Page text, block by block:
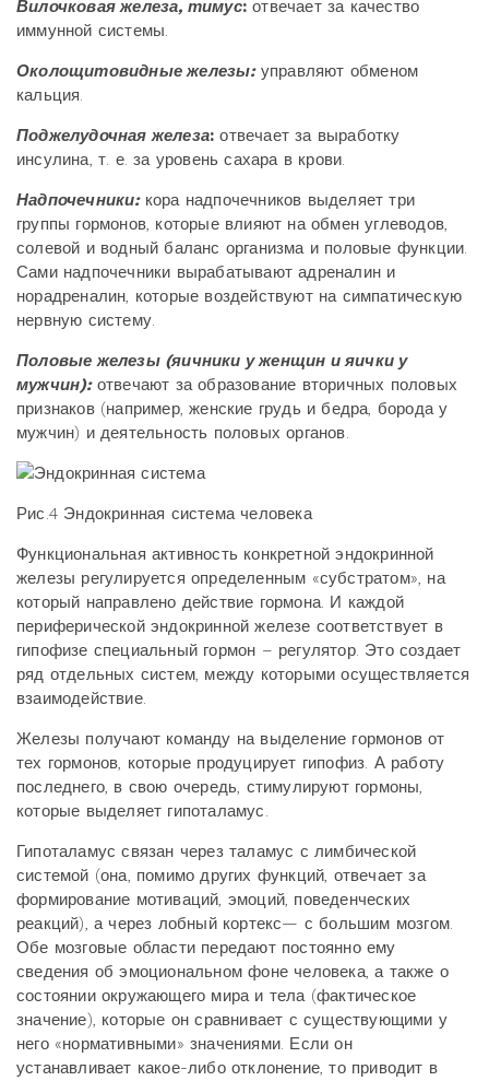
Вилочковая железа, тимус: отвечает за качество
иммунной системы.
Околощитовидные железы: управляют обменом
кальция.
Поджелудочная железа: отвечает за выработку
инсулина, т. е. за уровень сахара в крови.
Надпочечники: кора надпочечников выделяет три
группы гормонов, которые влияют на обмен углеводов,
солевой и водный баланс организма и половые функции.
Сами надпочечники вырабатывают адреналин и
норадреналин, которые воздействуют на симпатическую
нервную систему.
Половые железы (яичники у женщин и яички у
мужчин): отвечают за образование вторичных половых
признаков (например, женские грудь и бедра, борода у
мужчин) и деятельность половых органов.
Рис.4 Эндокринная система человека
Функциональная активность конкретной эндокринной
железы регулируется определенным «субстратом», на
который направлено действие гормона. И каждой
периферической эндокринной железе соответствует в
гипофизе специальный гормон – регулятор. Это создает
ряд отдельных систем, между которыми осуществляется
взаимодействие.
Железы получают команду на выделение гормонов от
тех гормонов, которые продуцирует гипофиз. А работу
последнего, в свою очередь, стимулируют гормоны,
которые выделяет гипоталамус.
Гипоталамус связан через таламус с лимбической
системой (она, помимо других функций, отвечает за
формирование мотиваций, эмоций, поведенческих
реакций), а через лобный кортекс— с большим мозгом.
Обе мозговые области передают постоянно ему
сведения об эмоциональном фоне человека, а также о
состоянии окружающего мира и тела (фактическое
значение), которые он сравнивает с существующими у
него «нормативными» значениями. Если он
устанавливает какое-либо отклонение, то приводит в